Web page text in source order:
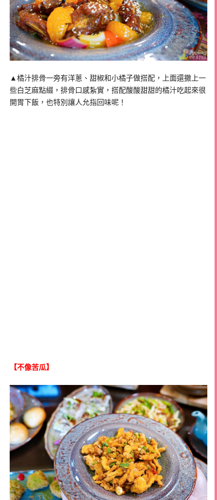
▲橘汁排骨一旁有洋蔥、甜椒和小橘子做搭配，上面還撒上一
些白芝麻點綴，排骨口感紮實，搭配酸酸甜甜的橘汁吃起來很
開胃下飯，也特別讓人允指回味呢！
【不像苦瓜】